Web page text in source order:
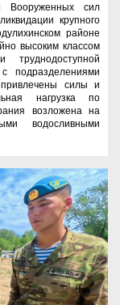
Вооруженных сил
крупного
районе
высоким классом
подразделениями
силы и
нагрузка по
возложена на
водосливными